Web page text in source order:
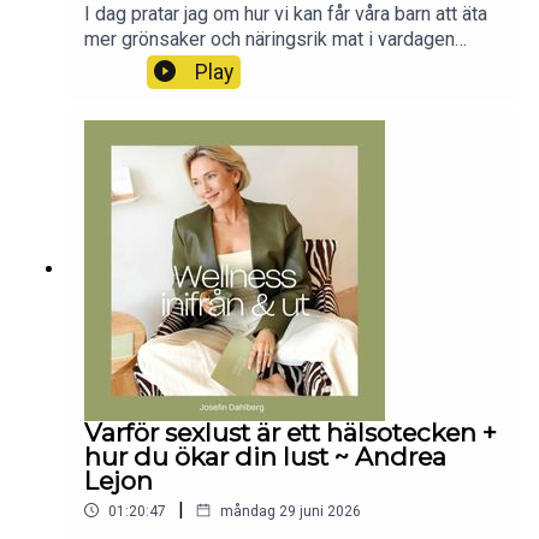
I dag pratar jag om hur vi kan får våra barn att äta
mer grönsaker och näringsrik mat i vardagen
tillsammans med min kollega Henriette. Ett ämne
vi tycker är viktigt och kul och som vi hoppas vi
här:
https://www.instagram.com/josefindahlberg.seSO
MMAREBJUDANDE: Få ditt medlemskap i min
app för 119kr/mån (istället för 149kr/mån) +
Testa appen gratis i 14 dagar (fyll i alla uppgifter
ink kortuppgifter, inga pengar dras första 14
dagarna, ingen bindningstid).Bli medlem för
129kr/mån här!Vi hörs på måndagar!Josefin
Play
Varför sexlust är ett hälsotecken +
hur du ökar din lust ~ Andrea
Lejon
01:20:47 | måndag 29 juni 2026